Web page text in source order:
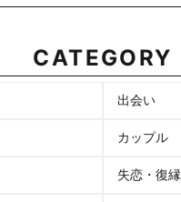
CATEGORY
出会い
カップル
失恋・復縁